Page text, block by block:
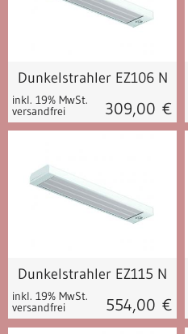
Dunkelstrahler EZ106 N
inkl. 19% MwSt.
versandfrei 309,00 €
Dunkelstrahler EZ115 N
inkl. 19% MwSt.
versandfrei 554,00 €